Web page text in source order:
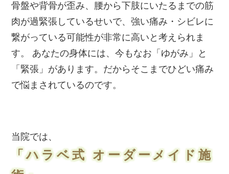
骨盤や背骨が歪み、腰から下肢にいたるまでの筋
肉が過緊張しているせいで、強い痛み・シビレに
繋がっている可能性が非常に高いと考えられま
す。 あなたの身体には、今もなお「ゆがみ」と
「緊張」があります。だからそこまでひどい痛み
で悩まされているのです。
当院では、
「ハラベ式 オーダーメイド施